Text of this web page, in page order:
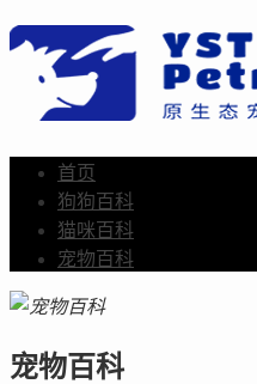
首页
狗狗百科
猫咪百科
宠物百科
宠物百科